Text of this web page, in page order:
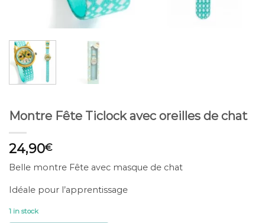
Montre Fête Ticlock avec oreilles de chat
24,90€
Belle montre Fête avec masque de chat
Idéale pour l’apprentissage
1 in stock